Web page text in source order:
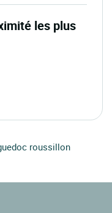
les plus
roussillon